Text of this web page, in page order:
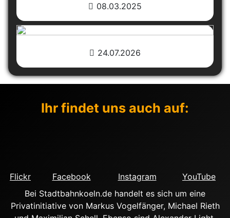
08.03.2025
24.07.2026
Ihr findet uns auch auf:
Flickr Facebook Instagram
YouTube
Bei Stadtbahnkoeln.de handelt es sich um eine
Privatinitiative von Markus Vogelfänger, Michael Rieth